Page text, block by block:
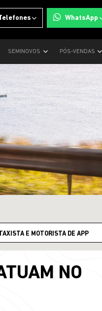
WhatsApp
SEMINOVOS PÓS-VENDAS
E MOTORISTA DE APP
NO